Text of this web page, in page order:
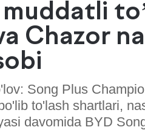
Chazor
Song Plus
to'lash shartlari,
davomida BYD